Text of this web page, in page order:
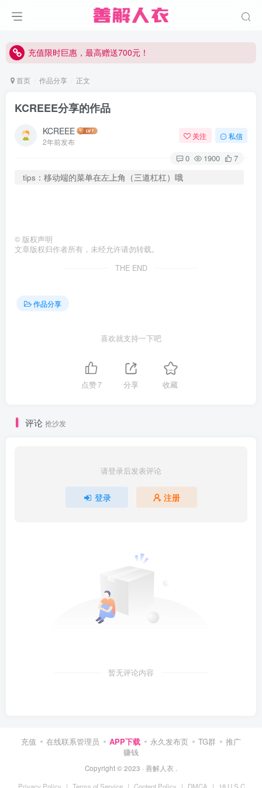
充值限时巨惠，最高赠送700元！
首页 作品分享 正文
KCREEE分享的作品
KCREEE
2年前发布
关注 私信
0 1900
7
tips：移动端的菜单在左上角（三道杠杠）哦
© 版权声明
文章版权归作者所有，未经允许请勿转载。
THE END
作品分享
喜欢就支持一下吧
点赞7 分享 收藏
评论 抢沙发
请登录后发表评论
登录 注册
暂无评论内容
充值 在线联系管理员 APP下载 永久发布页 TG群
推广
赚钱
Copyright © 2023 · 善解人衣